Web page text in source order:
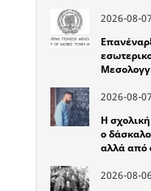
2026-08-07
2026-08-07
Η
ο
αλλά από
2026-08-06